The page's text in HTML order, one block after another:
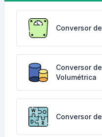
Conversor
Conversor
Volumétrica
Conversor